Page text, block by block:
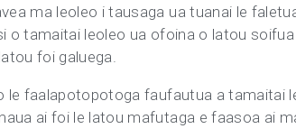
ma leoleo i tausaga ua tuanai le
o tamaitai leoleo ua ofoina o latou
foi galuega.
le faalapotopotoga faufautua a tamaitai
ai foi le latou mafutaga e faasoa ai